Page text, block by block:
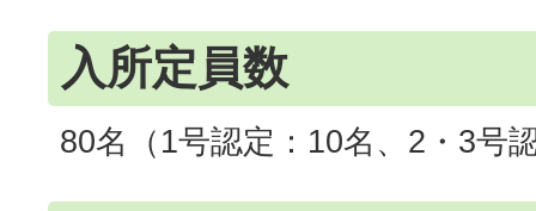
入所定員数
80名（1号認定：10名、2・3号